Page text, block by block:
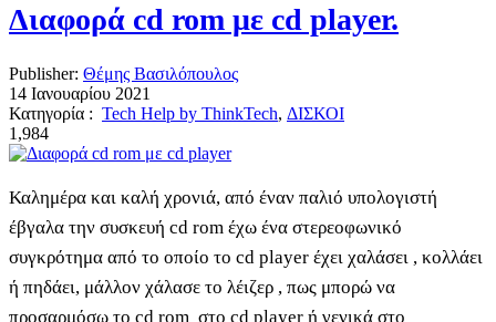
Διαφορά cd rom με cd player.
Publisher: Θέμης Βασιλόπουλος
14 Ιανουαρίου 2021
Κατηγορία : Tech Help by ThinkTech, ΔΙΣΚΟΙ
1,984
Καλημέρα και καλή χρονιά, από έναν παλιό υπολογιστή
έβγαλα την συσκευή cd rom έχω ένα στερεοφωνικό
συγκρότημα από το οποίο το cd player έχει χαλάσει , κολλάει
ή πηδάει, μάλλον χάλασε το λέιζερ , πως μπορώ να
προσαρμόσω το cd rom στο cd player ή γενικά στο